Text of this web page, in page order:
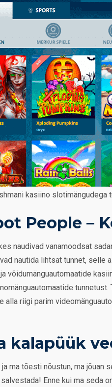
kasiino slotimängudega
People –
naudivad vanamoodsat
nautida lihtsat tunnet,
võidumänguautomaatide
alla riigi parim
kalapüük
ma tõesti nõustun, ma jõuan
Enne kui ma seda